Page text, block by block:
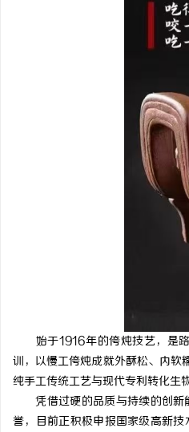
始于1916年的侉炖技艺，是路
训，以慢工侉炖成就外酥松、内软
纯手工传统工艺与现代专利转化
凭借过硬的品质与持续的创新
誉，目前正积极申报国家级高新